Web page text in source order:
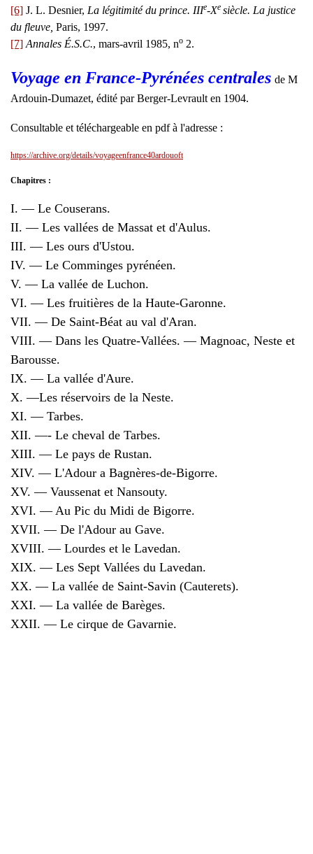
[6] J. L. Desnier, La légitimité du prince. IIIe-Xe siècle. La justice
du fleuve, Paris, 1997.
[7] Annales É.S.C., mars-avril 1985, no 2.
Voyage en France-Pyrénées centrales de M
Ardouin-Dumazet, édité par Berger-Levrault en 1904.
Consultable et téléchargeable en pdf à l'adresse :
https://archive.org/details/voyageenfrance40ardouoft
Chapitres :
I. — Le Couserans.
II. — Les vallées de Massat et d'Aulus.
III. — Les ours d'Ustou.
IV. — Le Comminges pyrénéen.
V. — La vallée de Luchon.
VI. — Les fruitières de la Haute-Garonne.
VII. — De Saint-Béat au val d'Aran.
VIII. — Dans les Quatre-Vallées. — Magnoac, Neste et
Barousse.
IX. — La vallée d'Aure.
X. —Les réservoirs de la Neste.
XI. — Tarbes.
XII. —- Le cheval de Tarbes.
XIII. — Le pays de Rustan.
XIV. — L'Adour a Bagnères-de-Bigorre.
XV. — Vaussenat et Nansouty.
XVI. — Au Pic du Midi de Bigorre.
XVII. — De l'Adour au Gave.
XVIII. — Lourdes et le Lavedan.
XIX. — Les Sept Vallées du Lavedan.
XX. — La vallée de Saint-Savin (Cauterets).
XXI. — La vallée de Barèges.
XXII. — Le cirque de Gavarnie.